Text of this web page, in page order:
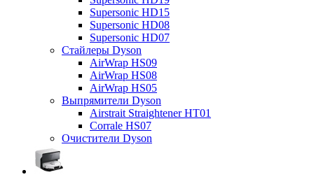
Supersonic HD15
Supersonic HD08
Supersonic HD07
Стайлеры Dyson
AirWrap HS09
AirWrap HS08
AirWrap HS05
Выпрямители Dyson
Airstrait Straightener HT01
Corrale HS07
Очистители Dyson